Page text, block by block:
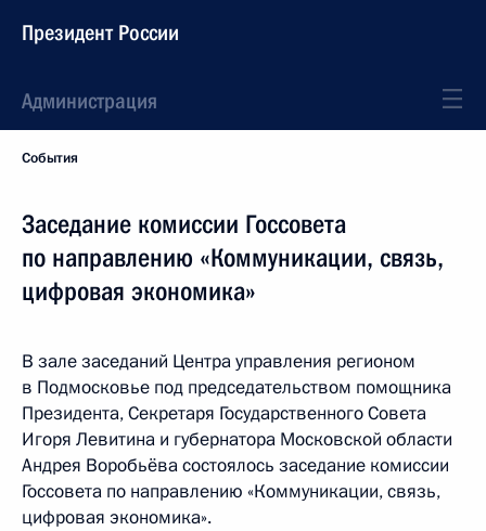
Президент России
Администрация
События
Заседание комиссии Госсовета
по направлению «Коммуникации, связь,
цифровая экономика»
В зале заседаний Центра управления регионом
в Подмосковье под председательством помощника
Президента, Секретаря Государственного Совета
Игоря Левитина и губернатора Московской области
Андрея Воробьёва состоялось заседание комиссии
Госсовета по направлению «Коммуникации, связь,
цифровая экономика».